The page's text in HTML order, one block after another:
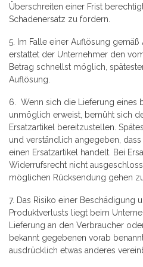
Überschreiten einer Frist
Schadenersatz zu fordern.
5. Im Falle einer Auflösung gemäß
erstattet der Unternehmer den
Betrag schnellst möglich,
Auflösung.
6. Wenn sich die Lieferung eines
unmöglich erweist, bemüht sich
Ersatzartikel bereitzustellen.
und verständlich angegeben,
einen Ersatzartikel handelt. Bei
Widerrufsrecht nicht
möglichen Rücksendung gehen
7. Das Risiko einer Beschädigung
Produktverlusts liegt beim
Lieferung an den Verbraucher
bekannt gegebenen vorab
ausdrücklich etwas anderes